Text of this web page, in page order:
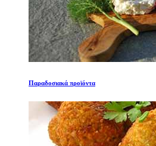
Παραδοσιακά προϊόντα